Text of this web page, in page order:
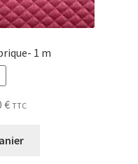
1 m
€Le
actuel
TTC